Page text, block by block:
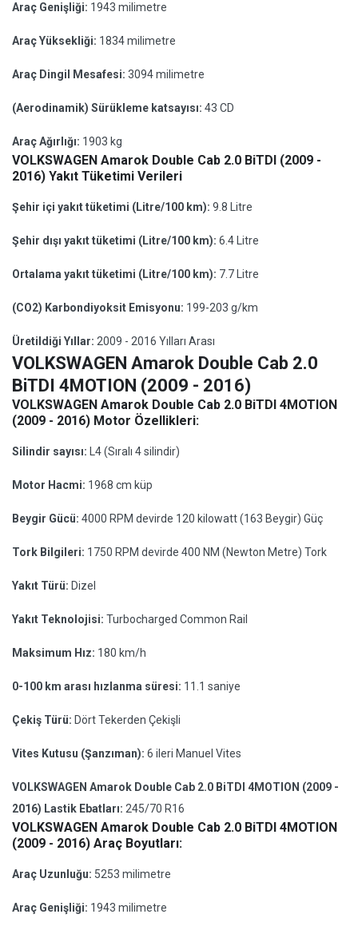
Araç Genişliği: 1943 milimetre
Araç Yüksekliği: 1834 milimetre
Araç Dingil Mesafesi: 3094 milimetre
(Aerodinamik) Sürükleme katsayısı: 43 CD
Araç Ağırlığı: 1903 kg
VOLKSWAGEN Amarok Double Cab 2.0 BiTDI (2009 -
2016) Yakıt Tüketimi Verileri
Şehir içi yakıt tüketimi (Litre/100 km): 9.8 Litre
Şehir dışı yakıt tüketimi (Litre/100 km): 6.4 Litre
Ortalama yakıt tüketimi (Litre/100 km): 7.7 Litre
(CO2) Karbondiyoksit Emisyonu: 199-203 g/km
Üretildiği Yıllar: 2009 - 2016 Yılları Arası
VOLKSWAGEN Amarok Double Cab 2.0
BiTDI 4MOTION (2009 - 2016)
VOLKSWAGEN Amarok Double Cab 2.0 BiTDI 4MOTION
(2009 - 2016) Motor Özellikleri:
Silindir sayısı: L4 (Sıralı 4 silindir)
Motor Hacmi: 1968 cm küp
Beygir Gücü: 4000 RPM devirde 120 kilowatt (163 Beygir) Güç
Tork Bilgileri: 1750 RPM devirde 400 NM (Newton Metre) Tork
Yakıt Türü: Dizel
Yakıt Teknolojisi: Turbocharged Common Rail
Maksimum Hız: 180 km/h
0-100 km arası hızlanma süresi: 11.1 saniye
Çekiş Türü: Dört Tekerden Çekişli
Vites Kutusu (Şanzıman): 6 ileri Manuel Vites
VOLKSWAGEN Amarok Double Cab 2.0 BiTDI 4MOTION (2009 -
2016) Lastik Ebatları: 245/70 R16
VOLKSWAGEN Amarok Double Cab 2.0 BiTDI 4MOTION
(2009 - 2016) Araç Boyutları:
Araç Uzunluğu: 5253 milimetre
Araç Genişliği: 1943 milimetre